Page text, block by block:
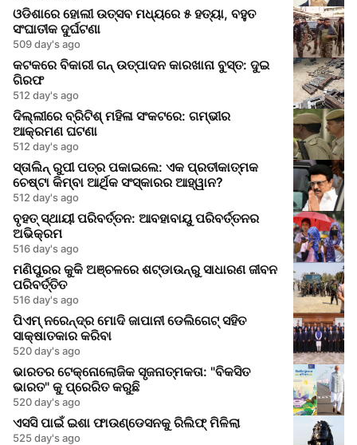
ଓଡିଶାରେ ହୋଲୀ ଉତ୍ସବ ମଧ୍ୟରେ ୫ ହତ୍ୟା, ବହୁତ
ସଂଘାତୀକ ଦୁର୍ଘଟଣା
509 day's ago
କଟକରେ ବିକାରୀ ଗନ୍ ଉତ୍ପାଦନ କାରଖାନା ବୁସ୍ତ: ଦୁଇ
ଗିରଫ
512 day's ago
ଦିଲ୍ଲୀରେ ବ୍ରିଟିଶ୍ ମହିଳା ସଂକଟରେ: ଗମ୍ଭୀର
ଆକ୍ରମଣ ଘଟଣା
512 day's ago
ସ୍ତାଲିନ୍ ରୁପୀ ପତ୍ର ପକାଇଲେ: ଏକ ପ୍ରତୀକାତ୍ମକ
ଚେଷ୍ଟା କିମ୍ବା ଆର୍ଥିକ ସଂସ୍କାରର ଆହ୍ୱାନ?
512 day's ago
ବୃହତ୍ ସ୍ଥାୟୀ ପରିବର୍ତ୍ତନ: ଆବହାବାୟୁ ପରିବର୍ତ୍ତନର
ଅଭିକ୍ରମ
516 day's ago
ମଣିପୁରର କୁକି ଅଞ୍ଚଳରେ ଶଟ୍ଡାଉନ୍‌ରୁ ସାଧାରଣ ଜୀବନ
ପରିବର୍ତ୍ତିତ
516 day's ago
ପିଏମ୍ ନରେନ୍ଦ୍ର ମୋଦି ଜାପାନୀ ଡେଲିଗେଟ୍ ସହିତ
ସାକ୍ଷାତକାର କରିବା
520 day's ago
ଭାରତର ଟେକ୍ନୋଲୋଜିକ ସୃଜନାତ୍ମକତା: "ବିକସିତ
ଭାରତ" କୁ ପ୍ରେରିତ କରୁଛି
520 day's ago
ଏସସି ପାଇଁ ଇଶା ଫାଉଣ୍ଡେସନକୁ ରିଲିଫ୍ ମିଳିଲା
525 day's ago